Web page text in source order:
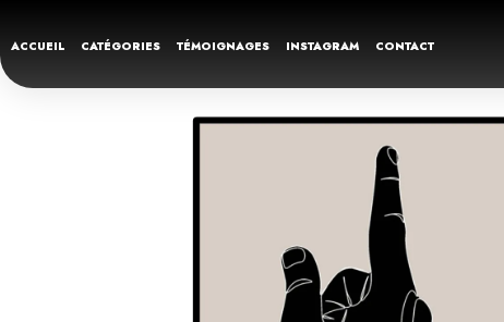
ACCUEIL CATÉGORIES TÉMOIGNAGES INSTAGRAM CONTACT